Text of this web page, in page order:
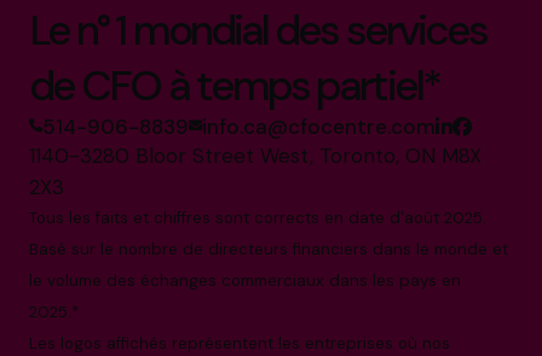
Le n° 1 mondial des services
de CFO à temps partiel*
514-906-8839 info.ca@cfocentre.com
1140-3280 Bloor Street West, Toronto, ON M8X
2X3
Tous les faits et chiffres sont corrects en date d'août 2025.
Basé sur le nombre de directeurs financiers dans le monde et
le volume des échanges commerciaux dans les pays en
2025.*
Les logos affichés représentent les entreprises où nos